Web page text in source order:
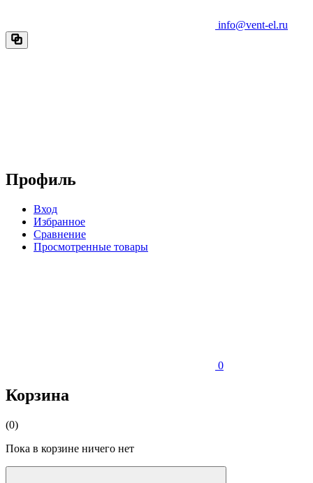
info@vent-el.ru
Профиль
Вход
Избранное
Сравнение
Просмотренные товары
0
Корзина
(0)
Пока в корзине ничего нет